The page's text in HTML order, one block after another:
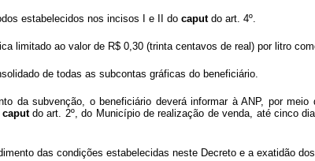
estabelecidos nos incisos I e II do caput do art. 4º.
limitado ao valor de R$ 0,30 (trinta centavos de real) por litro
de todas as subcontas gráficas do beneficiário.
da subvenção, o beneficiário deverá informar à ANP, por
caputdo art. 2º, do Município de realização de venda, até cinco
das condições estabelecidas neste Decreto e a exatidão